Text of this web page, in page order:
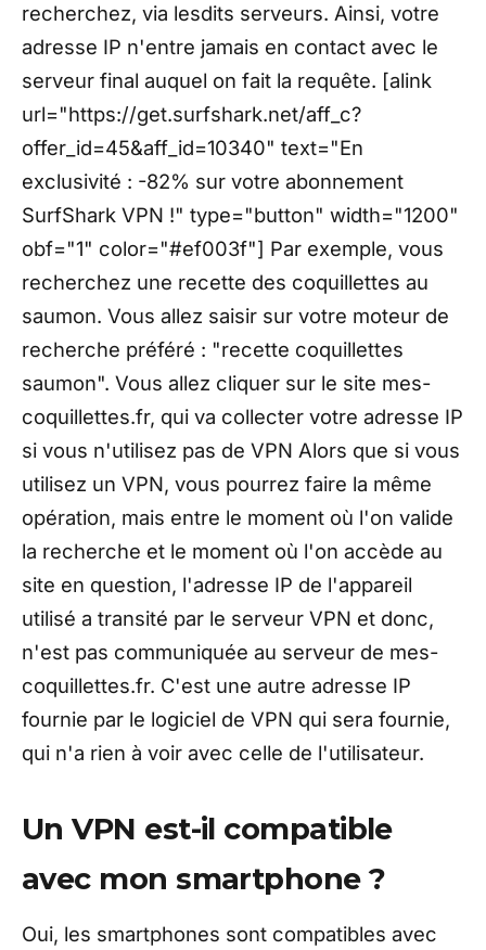
recherchez, via lesdits serveurs. Ainsi, votre
adresse IP n'entre jamais en contact avec le
serveur final auquel on fait la requête. [alink
url="https://get.surfshark.net/aff_c?
offer_id=45&aff_id=10340" text="En
exclusivité : -82% sur votre abonnement
SurfShark VPN !" type="button" width="1200"
obf="1" color="#ef003f"] Par exemple, vous
recherchez une recette des coquillettes au
saumon. Vous allez saisir sur votre moteur de
recherche préféré : "recette coquillettes
saumon". Vous allez cliquer sur le site mes-
coquillettes.fr, qui va collecter votre adresse IP
si vous n'utilisez pas de VPN Alors que si vous
utilisez un VPN, vous pourrez faire la même
opération, mais entre le moment où l'on valide
la recherche et le moment où l'on accède au
site en question, l'adresse IP de l'appareil
utilisé a transité par le serveur VPN et donc,
n'est pas communiquée au serveur de mes-
coquillettes.fr. C'est une autre adresse IP
fournie par le logiciel de VPN qui sera fournie,
qui n'a rien à voir avec celle de l'utilisateur.
Un VPN est-il compatible
avec mon smartphone ?
Oui, les smartphones sont compatibles avec